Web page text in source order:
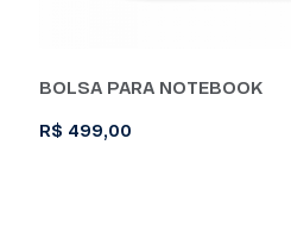
BOLSA PARA NOTEBOOK
R$ 499,00